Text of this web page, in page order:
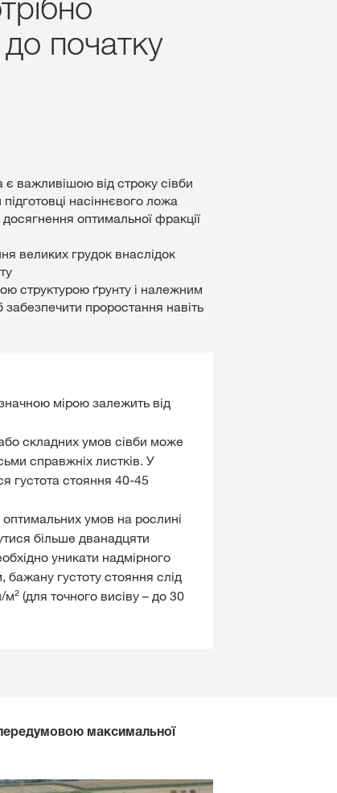
початку
є важливішою від строку сівби
насіннєвого ложа
оптимальної фракції
великих грудок внаслідок
структурою ґрунту і належним
проростання навіть
мірою залежить від
складних умов сівби може
справжніх листків. У
густота стояння 40-45
оптимальних умов на рослині
більше дванадцяти
уникати надмірного
густоту стояння слід
(для точного висіву – до 30
максимальної